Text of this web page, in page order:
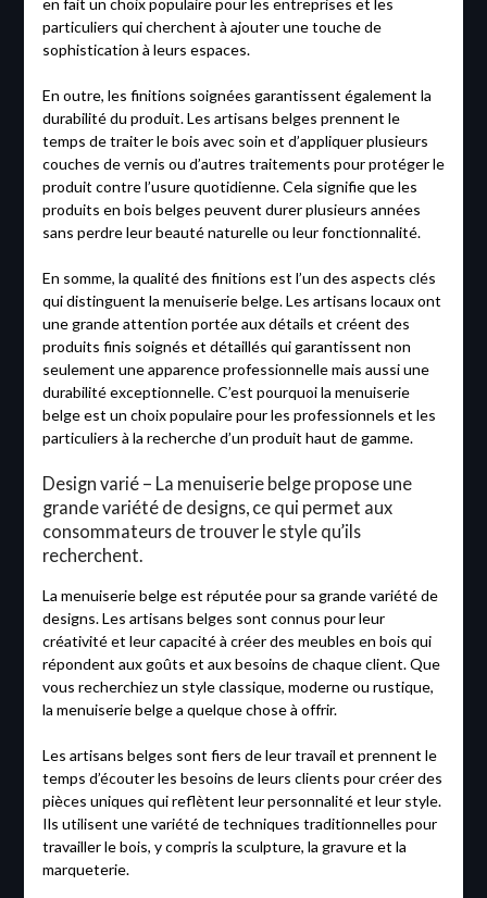
en fait un choix populaire pour les entreprises et les
particuliers qui cherchent à ajouter une touche de
sophistication à leurs espaces.
En outre, les finitions soignées garantissent également la
durabilité du produit. Les artisans belges prennent le
temps de traiter le bois avec soin et d’appliquer plusieurs
couches de vernis ou d’autres traitements pour protéger le
produit contre l’usure quotidienne. Cela signifie que les
produits en bois belges peuvent durer plusieurs années
sans perdre leur beauté naturelle ou leur fonctionnalité.
En somme, la qualité des finitions est l’un des aspects clés
qui distinguent la menuiserie belge. Les artisans locaux ont
une grande attention portée aux détails et créent des
produits finis soignés et détaillés qui garantissent non
seulement une apparence professionnelle mais aussi une
durabilité exceptionnelle. C’est pourquoi la menuiserie
belge est un choix populaire pour les professionnels et les
particuliers à la recherche d’un produit haut de gamme.
Design varié – La menuiserie belge propose une
grande variété de designs, ce qui permet aux
consommateurs de trouver le style qu’ils
recherchent.
La menuiserie belge est réputée pour sa grande variété de
designs. Les artisans belges sont connus pour leur
créativité et leur capacité à créer des meubles en bois qui
répondent aux goûts et aux besoins de chaque client. Que
vous recherchiez un style classique, moderne ou rustique,
la menuiserie belge a quelque chose à offrir.
Les artisans belges sont fiers de leur travail et prennent le
temps d’écouter les besoins de leurs clients pour créer des
pièces uniques qui reflètent leur personnalité et leur style.
Ils utilisent une variété de techniques traditionnelles pour
travailler le bois, y compris la sculpture, la gravure et la
marqueterie.